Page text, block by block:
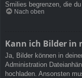
Smilies begrenzen, die
Nach oben
Kann ich Bilder in
Ja, Bilder können in
Administration
hochladen. Ansonsten